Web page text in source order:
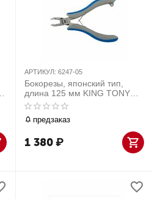
АРТИКУЛ: 6247-05
Бокорезы, японский тип,
длина 125 мм KING TONY
6247-05
предзаказ
1 380₽